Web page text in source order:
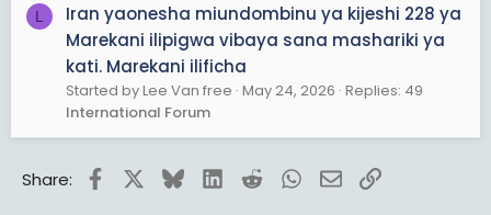
L
Iran yaonesha miundombinu ya kijeshi 228 ya
Marekani ilipigwa vibaya sana mashariki ya
kati. Marekani ilificha
Started by Lee Van free May 24, 2026 Replies: 49
International Forum
Share: FacebookBlueskyLinkedInRedditWhatsApp
EmailLink